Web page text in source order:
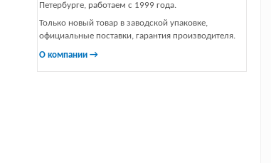
Петербурге, работаем с 1999 года.
Только новый товар в заводской упаковке,
официальные поставки, гарантия производителя.
О компании →